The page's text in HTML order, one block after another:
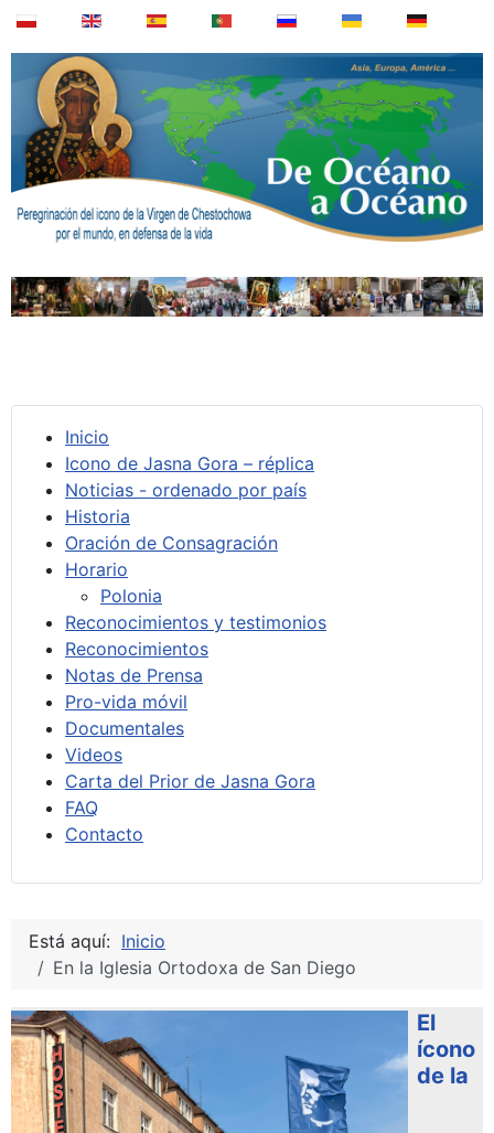
Inicio
Icono de Jasna Gora – réplica
Noticias - ordenado por país
Historia
Oración de Consagración
Horario
Polonia
Reconocimientos y testimonios
Reconocimientos
Notas de Prensa
Pro-vida móvil
Documentales
Videos
Carta del Prior de Jasna Gora
FAQ
Contacto
Está aquí: Inicio
En la Iglesia Ortodoxa de San Diego
El
ícono
de la